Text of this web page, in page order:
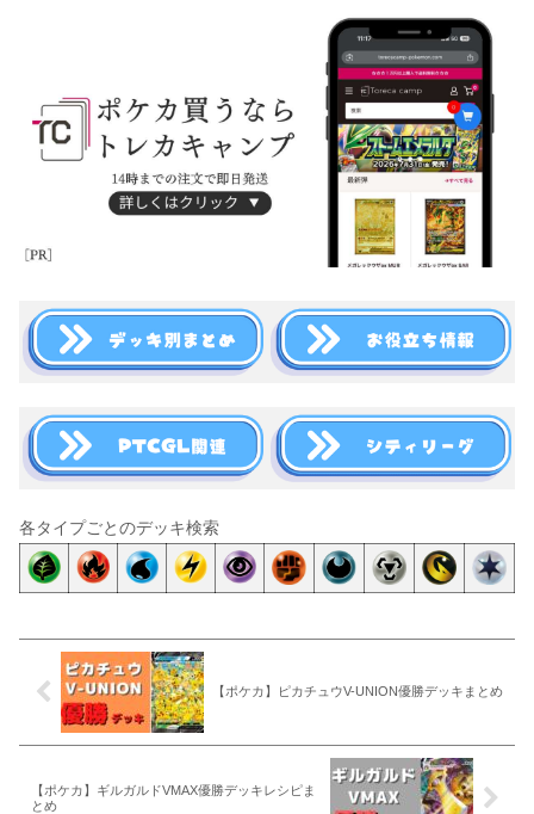
各タイプごとのデッキ検索
【ポケカ】ピカチュウV-UNION優勝デッキまとめ
【ポケカ】ギルガルドVMAX優勝デッキレシピま
とめ